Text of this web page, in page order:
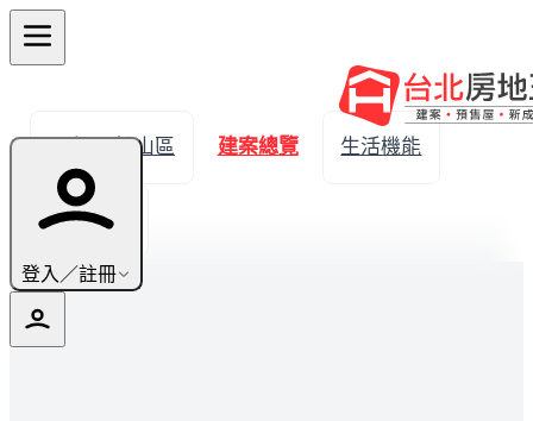
登入／註冊
← 返回松山區 建案總覽 生活機能
實價登錄